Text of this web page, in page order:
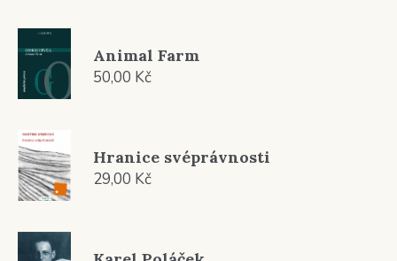
Animal Farm
50,00 Kč
Hranice svéprávnosti
29,00 Kč